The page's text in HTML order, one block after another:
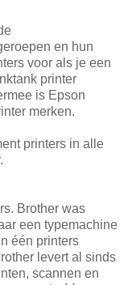
en hun
voor als je een
printer
is Epson
merken.
printers in alle
Brother was
een typemachine
één printers
levert al sinds
scannen en